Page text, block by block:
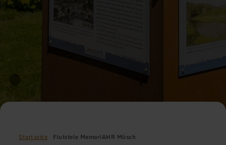
Startseite Flutstele MemoriAHR Müsch